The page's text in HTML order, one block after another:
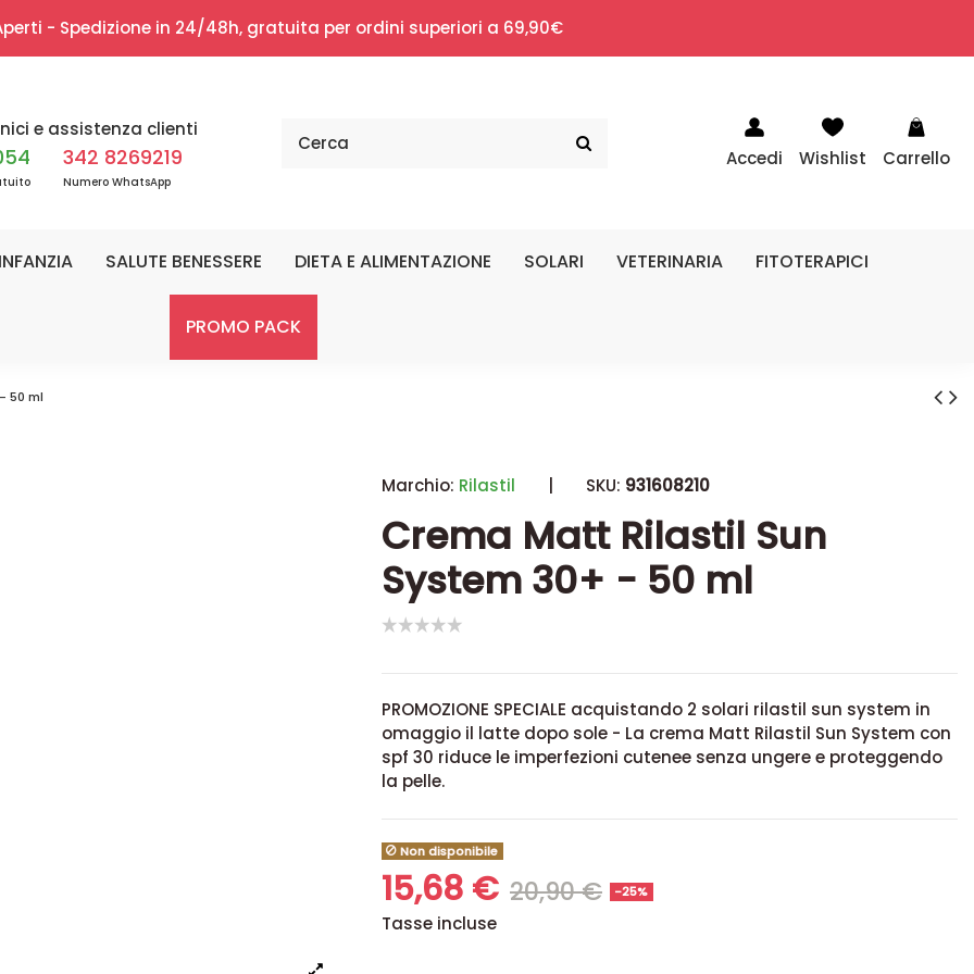
- Spedizione in 24/48h, gratuita per ordini superiori a 69,90€
e assistenza clienti
342 8269219
Numero WhatsApp
Accedi Wishlist Carrello
SALUTE BENESSERE DIETA E ALIMENTAZIONE SOLARI VETERINARIA FITOTERAPICI
PROMO PACK
50 ml
Marchio: Rilastil | SKU: 931608210
Crema Matt Rilastil Sun
System 30+ - 50 ml
PROMOZIONE SPECIALE acquistando 2 solari rilastil sun system in
omaggio il latte dopo sole - La crema Matt Rilastil Sun System con
spf 30 riduce le imperfezioni cutenee senza ungere e proteggendo
la pelle.
Non disponibile
15,68 € 20,90 € -25%
Tasse incluse